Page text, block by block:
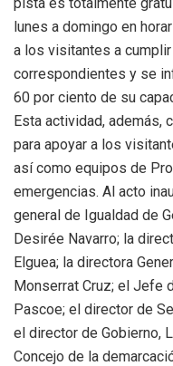
lunes a domingo en
a los visitantes a
correspondientes y se
60 por ciento de su
Esta actividad, además,
para apoyar a los
así como equipos de
emergencias. Al acto
general de Igualdad de
Desirée Navarro; la
Elguea; la directora
Monserrat Cruz; el Jefe
Pascoe; el director de
el director de Gobierno,
Concejo de la